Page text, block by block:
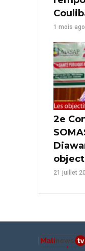
1 mois ago
2e
21 juillet